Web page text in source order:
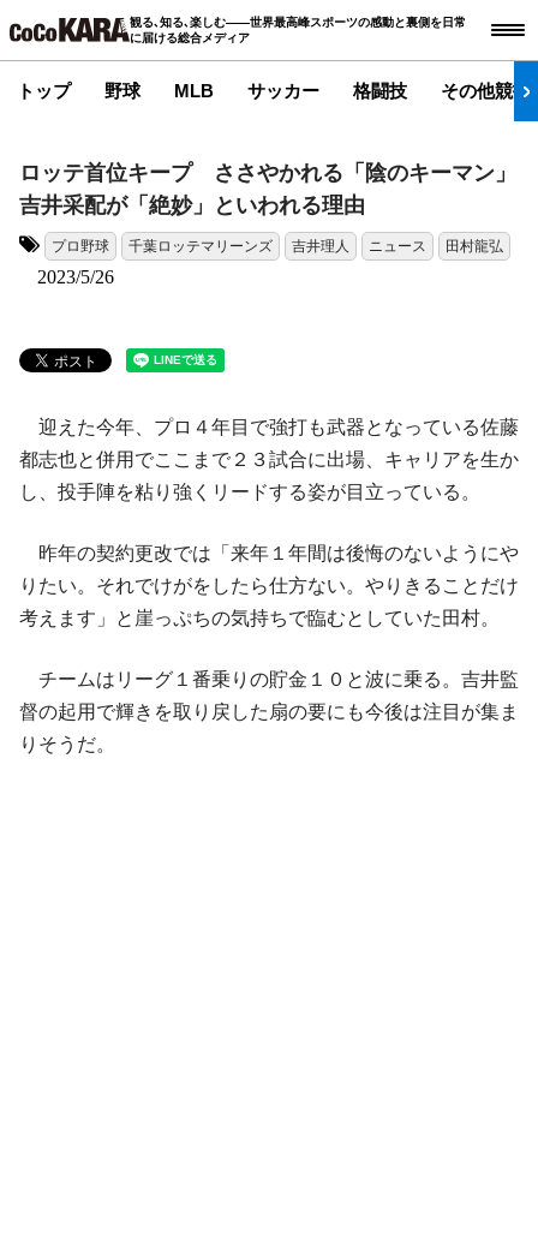
観る､知る､楽しむ――世界最高峰スポーツの感動と裏側を日常
に届ける総合メディア
トップ 野球 MLB サッカー 格闘技 その他競技
ロッテ首位キープ ささやかれる「陰のキーマン」
吉井采配が「絶妙」といわれる理由
プロ野球 千葉ロッテマリーンズ 吉井理人 ニュース 田村龍弘
2023/5/26
迎えた今年、プロ４年目で強打も武器となっている佐藤
都志也と併用でここまで２３試合に出場、キャリアを生か
し、投手陣を粘り強くリードする姿が目立っている。
昨年の契約更改では「来年１年間は後悔のないようにや
りたい。それでけがをしたら仕方ない。やりきることだけ
考えます」と崖っぷちの気持ちで臨むとしていた田村。
チームはリーグ１番乗りの貯金１０と波に乗る。吉井監
督の起用で輝きを取り戻した扇の要にも今後は注目が集ま
りそうだ。